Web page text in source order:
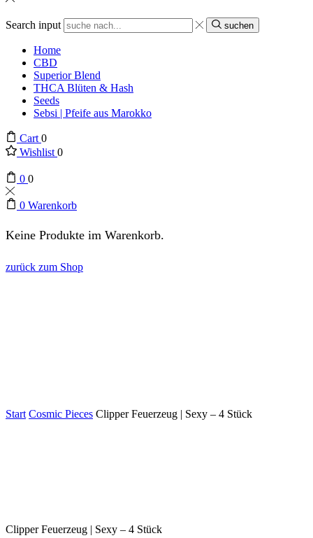
Search input suchen
Home
CBD
Superior Blend
THCA Blüten & Hash
Seeds
Sebsi | Pfeife aus Marokko
Cart 0
Wishlist 0
0 0
0 Warenkorb
Keine Produkte im Warenkorb.
zurück zum Shop
Start Cosmic Pieces Clipper Feuerzeug | Sexy – 4 Stück
Clipper Feuerzeug | Sexy – 4 Stück